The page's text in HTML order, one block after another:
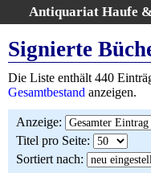
Antiquariat Haufe
Home
Gesamtbestand
Kategorien
Schlagwörter
Suchergebnisse
Signierte
Die Liste enthält 440
Gesamtbestand anzeigen.
Anzeige:
Titel pro Seite:
Sortiert nach: